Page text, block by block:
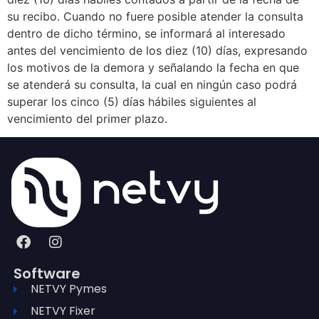
su recibo. Cuando no fuere posible atender la consulta
dentro de dicho término, se informará al interesado
antes del vencimiento de los diez (10) días, expresando
los motivos de la demora y señalando la fecha en que
se atenderá su consulta, la cual en ningún caso podrá
superar los cinco (5) días hábiles siguientes al
vencimiento del primer plazo.
Software
NETVY Pymes
NETVY Fixer